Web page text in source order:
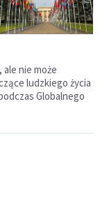
nie może
ludzkiego życia
Globalnego